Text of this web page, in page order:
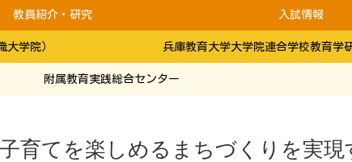
教員紹介・研究 入試情報
大学院） 兵庫教育大学大学院連合学校教育学
附属教育実践総合センター
子育てを楽しめるまちづくりを実